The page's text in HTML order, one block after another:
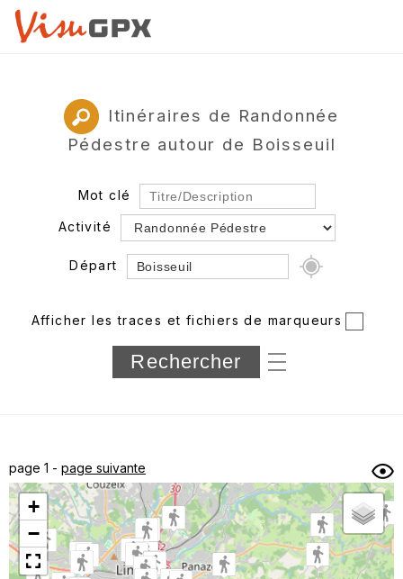
Itinéraires de Randonnée
Pédestre autour de Boisseuil
Mot clé
Activité
Départ
Département
Longueur min/max
sous-dossiers
Trier par
Horodatage Photos
Afficher les traces et fichiers de marqueurs
page 1 - page suivante
+
−